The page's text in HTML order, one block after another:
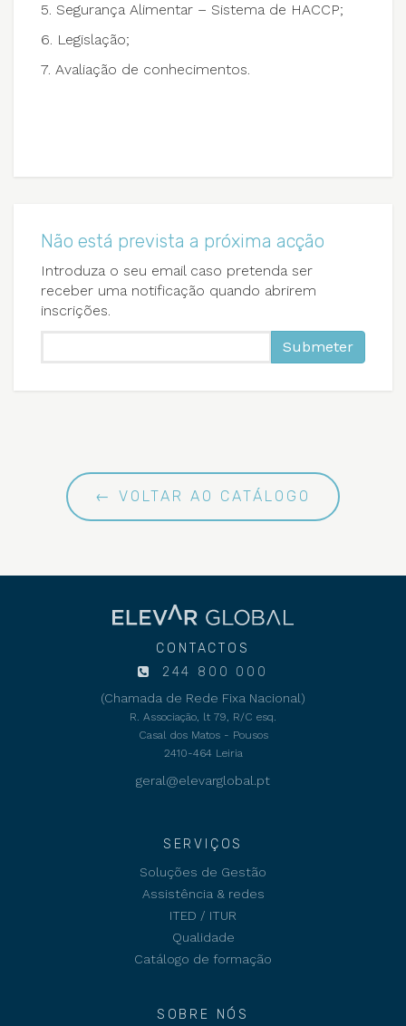
5. Segurança Alimentar – Sistema de HACCP;
6. Legislação;
7. Avaliação de conhecimentos.
Não está prevista a próxima acção
Introduza o seu email caso pretenda ser
receber uma notificação quando abrirem
inscrições.
Submeter
← VOLTAR AO CATÁLOGO
CONTACTOS
244 800 000
(Chamada de Rede Fixa Nacional)
R. Associação, lt 79, R/C esq.
Casal dos Matos - Pousos
2410-464 Leiria
geral@elevarglobal.pt
SERVIÇOS
Soluções de Gestão
Assistência & redes
ITED / ITUR
Qualidade
Catálogo de formação
SOBRE NÓS